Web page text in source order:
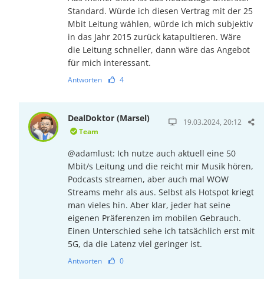
Standard. Würde ich diesen Vertrag mit der 25
Mbit Leitung wählen, würde ich mich subjektiv
in das Jahr 2015 zurück katapultieren. Wäre
die Leitung schneller, dann wäre das Angebot
für mich interessant.
Antworten 4
DealDoktor (Marsel)
Team
19.03.2024, 20:12
@adamlust: Ich nutze auch aktuell eine 50
Mbit/s Leitung und die reicht mir Musik hören,
Podcasts streamen, aber auch mal WOW
Streams mehr als aus. Selbst als Hotspot kriegt
man vieles hin. Aber klar, jeder hat seine
eigenen Präferenzen im mobilen Gebrauch.
Einen Unterschied sehe ich tatsächlich erst mit
5G, da die Latenz viel geringer ist.
Antworten 0